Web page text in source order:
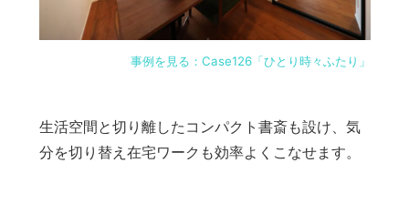
事例を見る：Case126「ひとり時々ふたり」
生活空間と切り離したコンパクト書斎も設け、気
分を切り替え在宅ワークも効率よくこなせます。